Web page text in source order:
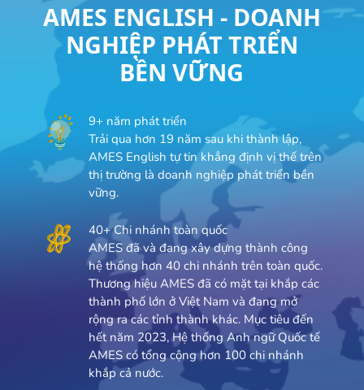
AMES ENGLISH - DOANH
NGHIỆP PHÁT TRIỂN
BỀN VỮNG
9+ năm phát triển
Trải qua hơn 19 năm sau khi thành lập,
AMES English tự tin khẳng định vị thế trên
thị trường là doanh nghiệp phát triển bền
vững.
40+ Chi nhánh toàn quốc
AMES đã và đang xây dựng thành công
hệ thống hơn 40 chi nhánh trên toàn quốc.
Thương hiệu AMES đã có mặt tại khắp các
thành phố lớn ở Việt Nam và đang mở
rộng ra các tỉnh thành khác. Mục tiêu đến
hết năm 2023, Hệ thống Anh ngữ Quốc tế
AMES có tổng cộng hơn 100 chi nhánh
khắp cả nước.